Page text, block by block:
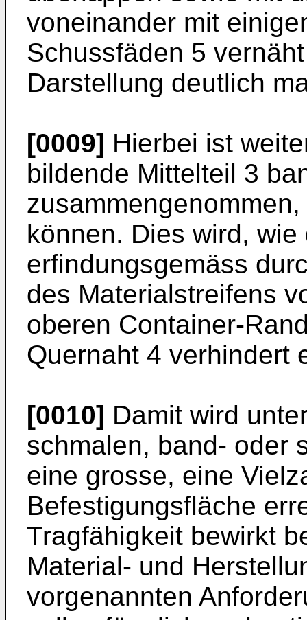
voneinander mit
Schussfäden 5
Darstellung deutlich
[0009] Hierbei ist
bildende Mittelteil 3
können. Dies wird, wie
erfindungsgemäss
des Materialstreifens
oberen Container-
Quernaht 4 verhindert
[0010] Damit wird
schmalen, band- oder
eine grosse, eine
Befestigungsfläche
Tragfähigkeit bewirkt
Material- und
vorgenannten